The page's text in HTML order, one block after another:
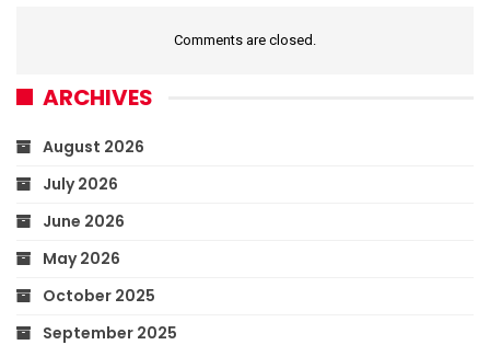
Comments are closed.
ARCHIVES
August 2026
July 2026
June 2026
May 2026
October 2025
September 2025